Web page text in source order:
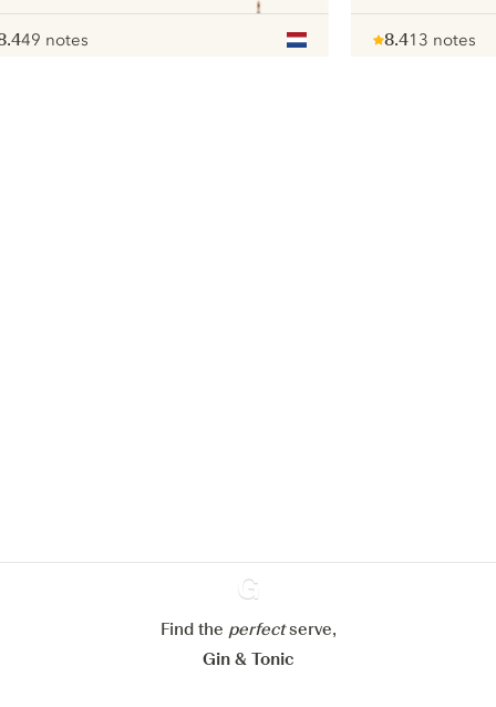
49 notes
8.413 notes
Ginventory
Find the perfectserve,
Gin & Tonic
Paramétrer mes cookies
Refuser tout Accepter tout